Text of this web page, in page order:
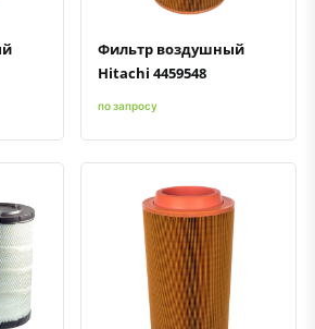
Фильтр воздушный
Hitachi 4459548
по запросу
сравнениюв избранное Быстрый просмотрДобавить к сравнению
Добавить в избранное